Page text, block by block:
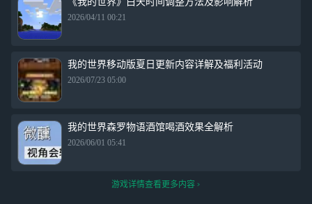
2026/04/11 00:21
我的世界移动版夏日更新内容详解及福利活动
2026/07/23 05:00
我的世界森罗物语酒馆喝酒效果全解析
2026/06/01 05:41
游戏详情查看更多内容